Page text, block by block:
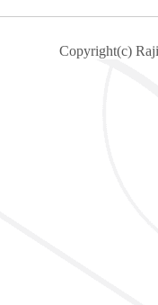
Copyright(c)